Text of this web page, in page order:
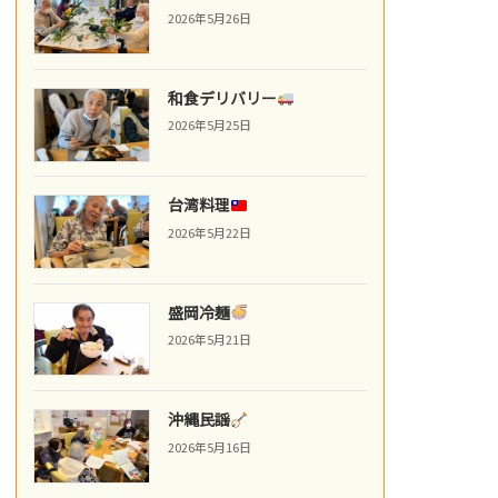
2026年5月26日
和食デリバリー
2026年5月25日
台湾料理
2026年5月22日
盛岡冷麺
2026年5月21日
沖縄民謡
2026年5月16日